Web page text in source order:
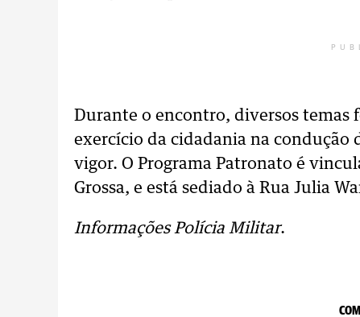
Durante o encontro, diversos temas
exercício da cidadania na condução
vigor. O Programa Patronato é
Grossa, e está sediado à Rua Julia
Informações Polícia Militar.